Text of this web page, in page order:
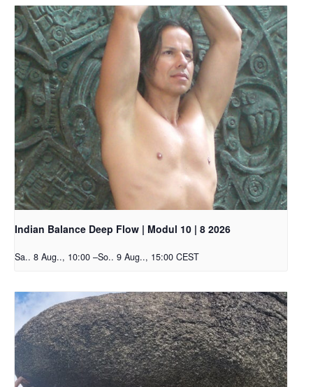
Indian Balance Deep Flow | Modul 10 | 8 2026
Sa.. 8 Aug.., 10:00 –So.. 9 Aug.., 15:00 CEST